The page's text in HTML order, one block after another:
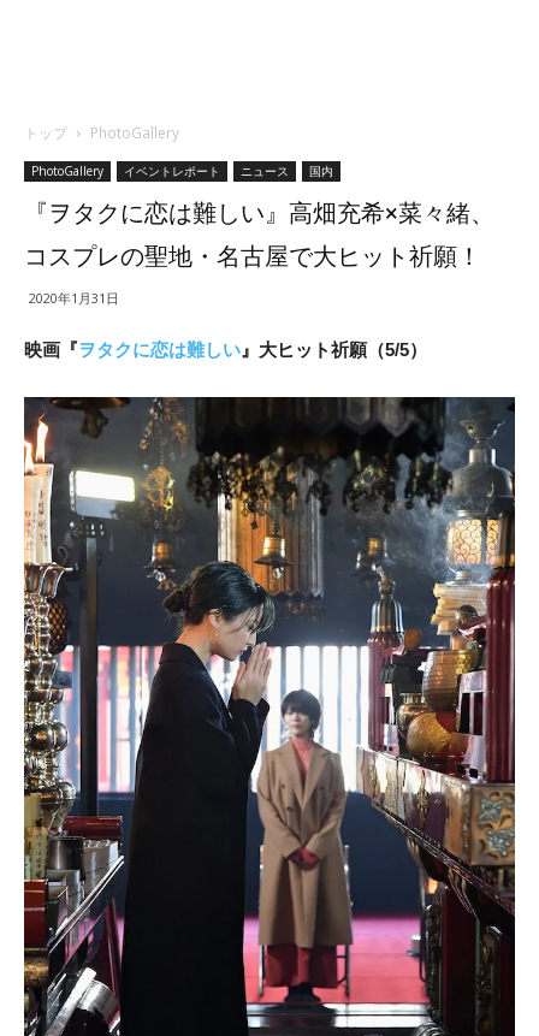
トップ PhotoGallery
PhotoGallery イベントレポート ニュース 国内
『ヲタクに恋は難しい』高畑充希×菜々緒、
コスプレの聖地・名古屋で大ヒット祈願！
2020年1月31日
映画『ヲタクに恋は難しい 』大ヒット祈願（5/5）